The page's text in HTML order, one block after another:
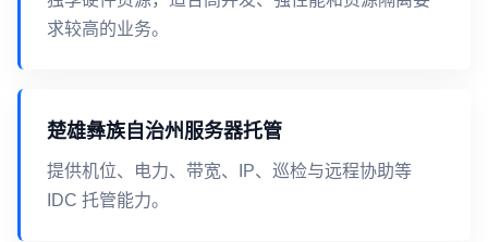
求较高的业务。
楚雄彝族自治州服务器托管
提供机位、电力、带宽、IP、巡检与远程协助等
IDC 托管能力。